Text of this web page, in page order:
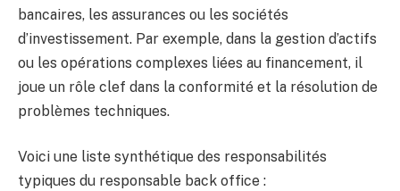
bancaires, les assurances ou les sociétés
d’investissement. Par exemple, dans la gestion d’actifs
ou les opérations complexes liées au financement, il
joue un rôle clef dans la conformité et la résolution de
problèmes techniques.
Voici une liste synthétique des responsabilités
typiques du responsable back office :